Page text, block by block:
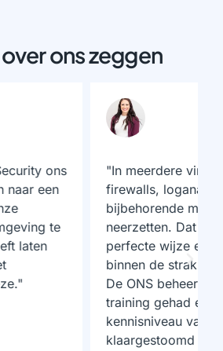
ons zeggen
domeinen nieuwe
systemen en een
omgeving
is wat Apex Security op
van kwalitatief hoog niveau
deadline heeft uitgevoerd.
hebben on-the-job
en zijn door het hoge
Apex Security
om deze complexe omgeving